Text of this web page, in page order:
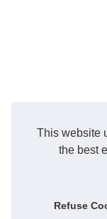
This website
the best
Refuse